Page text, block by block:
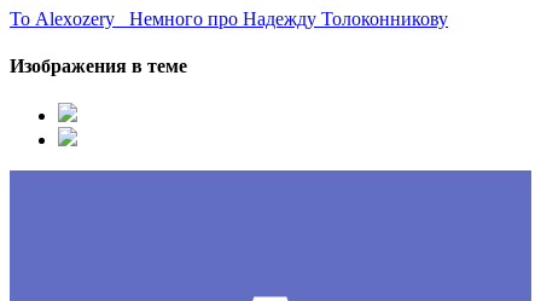
То Alexozery Немного про Надежду Толоконникову
Изображения в теме